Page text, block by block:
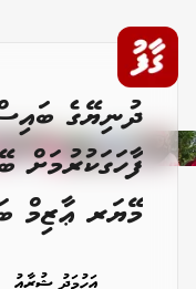
ދުނިޔޭގެ
ފާހަގަކުރުމަށް
މޭޔަރ ޢާޒިމް
އަހުމަދު ޝުރާއު